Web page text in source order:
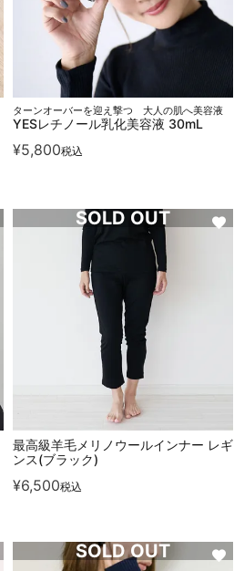
ターンオーバーを迎え撃つ 大人の肌へ美容液
YESレチノール乳化美容液 30mL
¥5,800税込
最高級羊毛メリノウールインナー レギ
ンス(ブラック)
¥6,500税込
SOLD OUT
SOLD OUT